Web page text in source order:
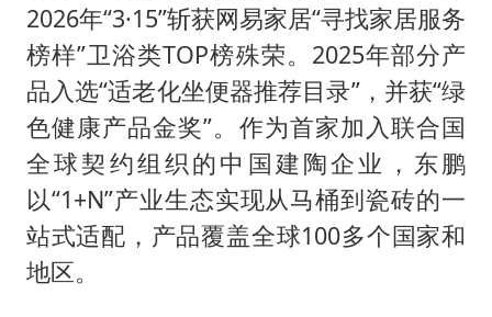
2026年“3·15”斩获网易家居“寻找家居服务
榜样”卫浴类TOP榜殊荣。2025年部分产
品入选“适老化坐便器推荐目录”，并获“绿
色健康产品金奖”。作为首家加入联合国
全球契约组织的中国建陶企业，东鹏
以“1+N”产业生态实现从马桶到瓷砖的一
站式适配，产品覆盖全球100多个国家和
地区。